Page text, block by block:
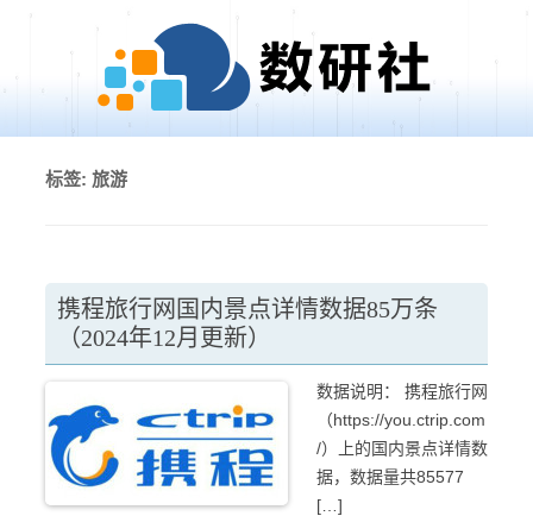
标签: 旅游
携程旅行网国内景点详情数据85万条
（2024年12月更新）
数据说明： 携程旅行网
（https://you.ctrip.com
/）上的国内景点详情数
据，数据量共85577
[…]